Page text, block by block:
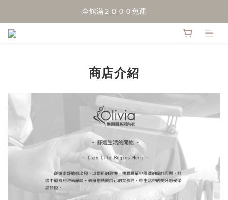
點擊加LINE好友，領50元優惠折扣
全館滿２０００免運
商店介紹